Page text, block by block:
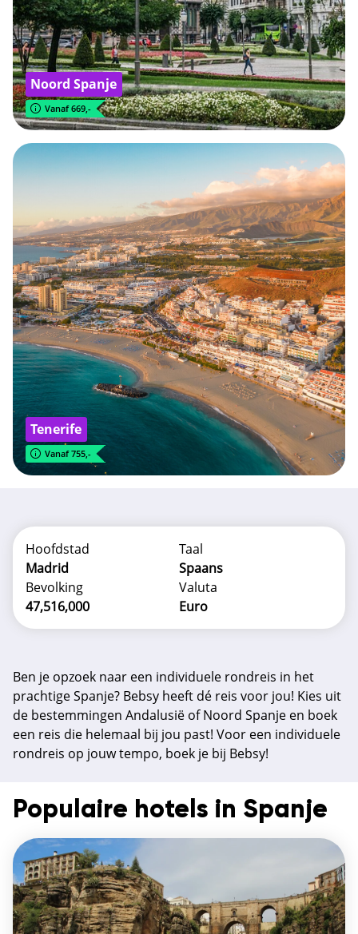
Noord Spanje
Vanaf 669,-
Tenerife
Vanaf 755,-
Hoofdstad
Madrid
Taal
Spaans
Bevolking
47,516,000
Valuta
Euro
Ben je opzoek naar een individuele rondreis in het
prachtige Spanje? Bebsy heeft dé reis voor jou! Kies uit
de bestemmingen Andalusië of Noord Spanje en boek
een reis die helemaal bij jou past! Voor een individuele
rondreis op jouw tempo, boek je bij Bebsy!
Populaire hotels in Spanje